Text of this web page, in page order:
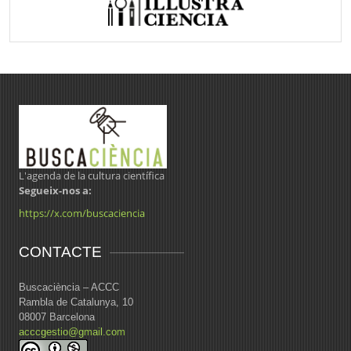
L'agenda de la cultura científica
Segueix-nos a:
https://x.com/buscaciencia
CONTACTE
Buscaciència – ACCC
Rambla de Catalunya, 10
08007 Barcelona
acccgestio@gmail.com